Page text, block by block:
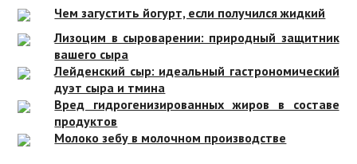
Чем загустить йогурт, если получился жидкий
Лизоцим в сыроварении: природный защитник
вашего сыра
Лейденский сыр: идеальный гастрономический
дуэт сыра и тмина
Вред гидрогенизированных жиров в составе
продуктов
Молоко зебу в молочном производстве